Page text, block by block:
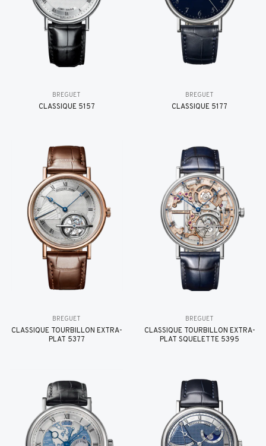
BREGUET
CLASSIQUE 5157
BREGUET
CLASSIQUE 5177
BREGUET
CLASSIQUE TOURBILLON EXTRA-
PLAT 5377
BREGUET
CLASSIQUE TOURBILLON EXTRA-
PLAT SQUELETTE 5395